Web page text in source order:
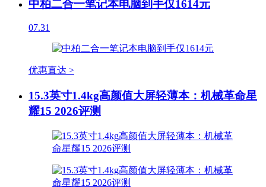
中柏二合一笔记本电脑到手仅1614元
07.31
优惠直达 >
15.3英寸1.4kg高颜值大屏轻薄本：机械革命星
耀15 2026评测